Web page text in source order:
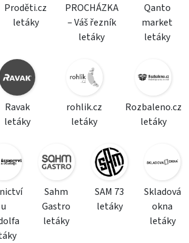
Proděti.cz
letáky
PROCHÁZKA
– Váš řezník
letáky
Qanto
market
letáky
Ravak
letáky
rohlik.cz
letáky
Rozbaleno.cz
letáky
u
Sahm
Gastro
letáky
SAM 73
letáky
Skladová
okna
letáky